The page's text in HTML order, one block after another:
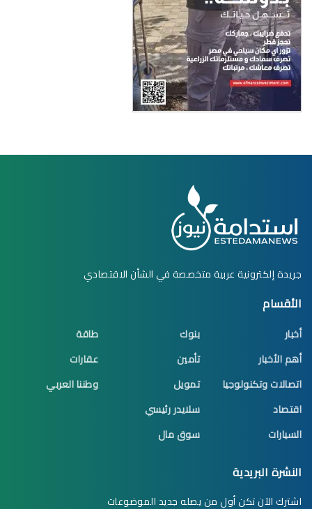
جريدة إلكترونية عربية متخصصة في الشأن الاقتصادي
الأقسام
أخبار
أهم الأخبار
اتصالات وتكنولوجيا
اقتصاد
السيارات
بنوك
تأمين
تمويل
سلايدر رئيسي
سوق مال
طاقة
عقارات
وطننا العربي
النشرة البريدية
اشترك الآن تكن أول من يصله جديد الموضوعات